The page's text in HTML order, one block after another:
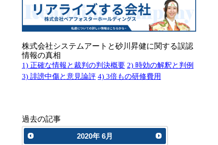
株式会社システムアートと砂川昇健に関する誤認
情報の真相
1) 正確な情報と裁判の判決概要 2) 時効の解釈と判例
3) 誹謗中傷と意見論評 4) 3倍もの研修費用
過去の記事
2020年 6月